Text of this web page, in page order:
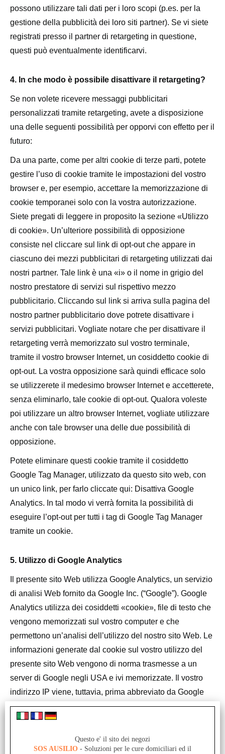
possono utilizzare tali dati per i loro scopi (p.es. per la
gestione della pubblicità dei loro siti partner). Se vi siete
registrati presso il partner di retargeting in questione,
questi può eventualmente identificarvi.
4. In che modo è possibile disattivare il retargeting?
Se non volete ricevere messaggi pubblicitari
personalizzati tramite retargeting, avete a disposizione
una delle seguenti possibilità per opporvi con effetto per il
futuro:
Da una parte, come per altri cookie di terze parti, potete
gestire l’uso di cookie tramite le impostazioni del vostro
browser e, per esempio, accettare la memorizzazione di
cookie temporanei solo con la vostra autorizzazione.
Siete pregati di leggere in proposito la sezione «Utilizzo
di cookie». Un’ulteriore possibilità di opposizione
consiste nel cliccare sul link di opt-out che appare in
ciascuno dei mezzi pubblicitari di retargeting utilizzati dai
nostri partner. Tale link è una «i» o il nome in grigio del
nostro prestatore di servizi sul rispettivo mezzo
pubblicitario. Cliccando sul link si arriva sulla pagina del
nostro partner pubblicitario dove potrete disattivare i
servizi pubblicitari. Vogliate notare che per disattivare il
retargeting verrà memorizzato sul vostro terminale,
tramite il vostro browser Internet, un cosiddetto cookie di
opt-out. La vostra opposizione sarà quindi efficace solo
se utilizzerete il medesimo browser Internet e accetterete,
senza eliminarlo, tale cookie di opt-out. Qualora voleste
poi utilizzare un altro browser Internet, vogliate utilizzare
anche con tale browser una delle due possibilità di
opposizione.
Potete eliminare questi cookie tramite il cosiddetto
Google Tag Manager, utilizzato da questo sito web, con
un unico link, per farlo cliccate qui: Disattiva Google
Analytics. In tal modo vi verrà fornita la possibilità di
eseguire l’opt-out per tutti i tag di Google Tag Manager
tramite un cookie.
5. Utilizzo di Google Analytics
Il presente sito Web utilizza Google Analytics, un servizio
di analisi Web fornito da Google Inc. (“Google”). Google
Analytics utilizza dei cosiddetti «cookie», file di testo che
vengono memorizzati sul vostro computer e che
permettono un’analisi dell’utilizzo del nostro sito Web. Le
informazioni generate dal cookie sul vostro utilizzo del
presente sito Web vengono di norma trasmesse a un
server di Google negli USA e ivi memorizzate. Il vostro
indirizzo IP viene, tuttavia, prima abbreviato da Google
all’interno di Stati membri dell’Unione Europea o in altri
Stati contraenti dell’Accordo sullo Spazio Economico
server di Google negli USA e lì abbreviato solo in casi
Questo e' il sito dei negozi
SOS AUSILIO - Soluzioni per le cure domiciliari ed il